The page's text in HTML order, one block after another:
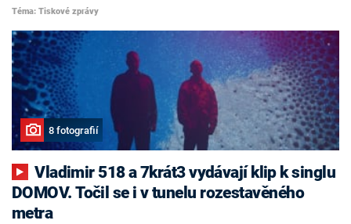
Téma: Tiskové zprávy
8 fotografií
Vladimir 518 a 7krát3 vydávají klip k singlu
DOMOV. Točil se i v tunelu rozestavěného
metra